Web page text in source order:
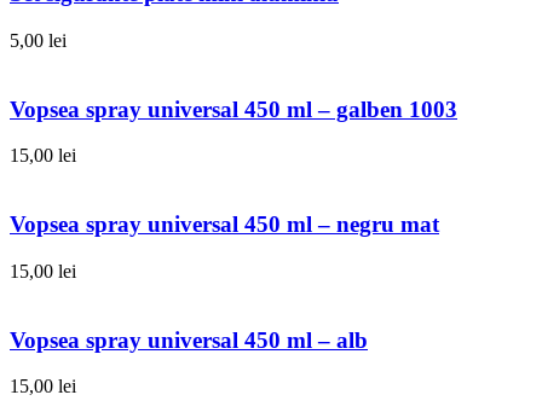
5,00 lei
Vopsea spray universal 450 ml – galben 1003
15,00 lei
Vopsea spray universal 450 ml – negru mat
15,00 lei
Vopsea spray universal 450 ml – alb
15,00 lei